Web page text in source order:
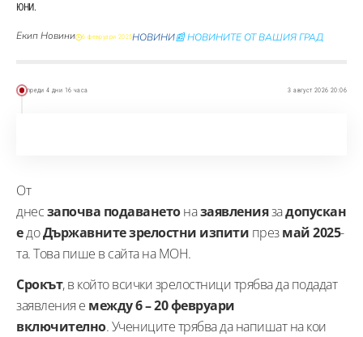
ЮНИ.
Екип Новини 6 февруари 2025НОВИНИ📰 НОВИНИТЕ ОТ ВАШИЯ ГРАД
преди 4 дни 16 часа 3 август 2026 20:06
От
днесзапочва подаванетоназаявлениязадопускан
едоДържавните зрелостни изпити презмай 2025-
та. Това пише в сайта на МОН.
Срокът, в който всички зрелостници трябва да подадат
заявления е между 6 – 20 февруари
включително. Учениците трябва да напишат на кои